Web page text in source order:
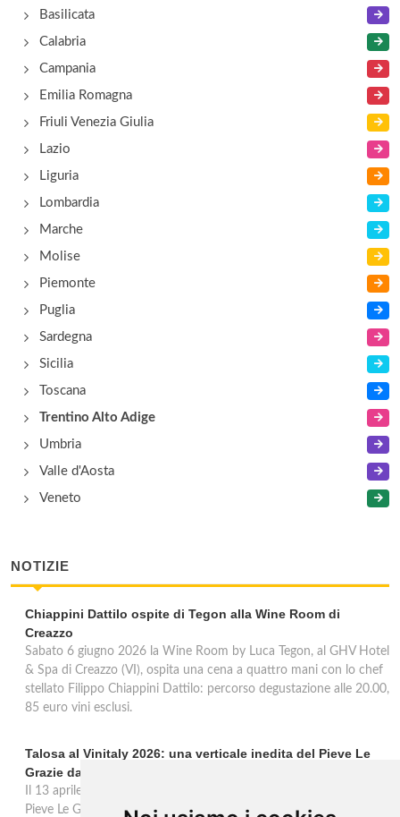
Al Bus
via Masi 42, Imer
Al Caminetto
Basilicata
Calabria
Campania
Emilia Romagna
Friuli Venezia Giulia
Lazio
Liguria
Lombardia
Marche
Molise
Piemonte
Puglia
Sardegna
Sicilia
Toscana
Trentino Alto Adige
Umbria
Valle d'Aosta
Veneto
NOTIZIE
Chiappini Dattilo ospite di Tegon alla Wine Room di
Creazzo
Sabato 6 giugno 2026 la Wine Room by Luca Tegon, al GHV Hotel
& Spa di Creazzo (VI), ospita una cena a quattro mani con lo chef
stellato Filippo Chiappini Dattilo: percorso degustazione alle 20.00,
85 euro vini esclusi.
Talosa al Vinitaly 2026: una verticale inedita del Pieve Le
Grazie dal 2016 al 2020
Il 13 aprile 2026 al Vinitaly, Talosa presenta la verticale inedita del
Pieve Le Grazie: cinque annate dal 2016 al 2020 del Nobile di